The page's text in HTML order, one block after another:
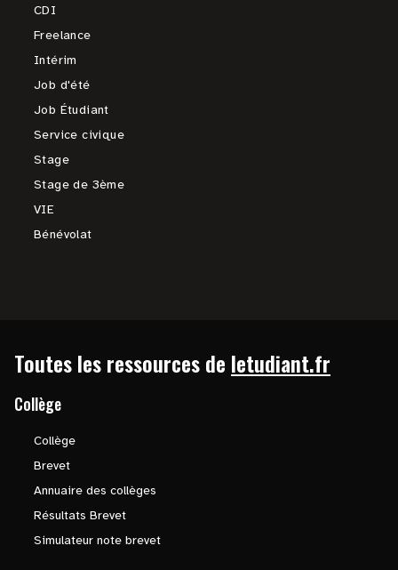
CDI
Freelance
Intérim
Job d'été
Job Étudiant
Service civique
Stage
Stage de 3ème
VIE
Bénévolat
Toutes les ressources de letudiant.fr
Collège
Collège
Brevet
Annuaire des collèges
Résultats Brevet
Simulateur note brevet